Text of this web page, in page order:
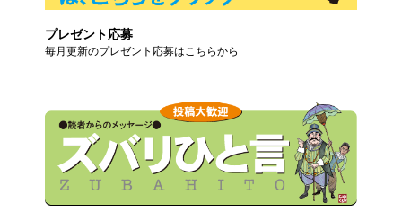
プレゼント応募
毎月更新のプレゼント応募はこちらから